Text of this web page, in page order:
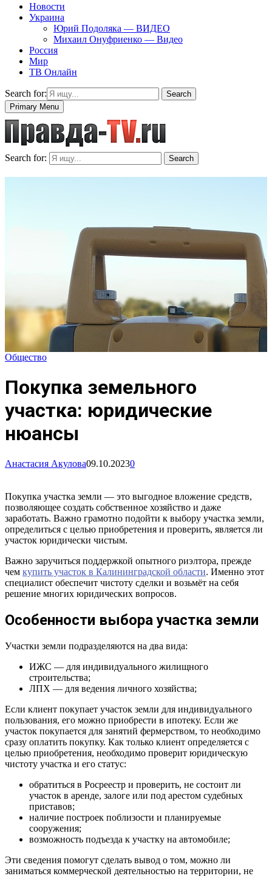
Новости
Украина
Юрий Подоляка — ВИДЕО
Михаил Онуфриенко — Видео
Россия
Мир
ТВ Онлайн
Search for:
Search
Primary Menu
Search for: Search
Общество
Покупка земельного
участка: юридические
нюансы
Анастасия Акулова09.10.20230
Покупка участка земли — это выгодное вложение средств,
позволяющее создать собственное хозяйство и даже
заработать. Важно грамотно подойти к выбору участка земли,
определиться с целью приобретения и проверить, является ли
участок юридически чистым.
Важно заручиться поддержкой опытного риэлтора, прежде
чем купить участок в Калининградской области. Именно этот
специалист обеспечит чистоту сделки и возьмёт на себя
решение многих юридических вопросов.
Особенности выбора участка земли
Участки земли подразделяются на два вида:
ИЖС — для индивидуального жилищного
строительства;
ЛПХ — для ведения личного хозяйства;
Если клиент покупает участок земли для индивидуального
пользования, его можно приобрести в ипотеку. Если же
участок покупается для занятий фермерством, то необходимо
сразу оплатить покупку. Как только клиент определяется с
целью приобретения, необходимо проверит юридическую
чистоту участка и его статус:
обратиться в Росреестр и проверить, не состоит ли
участок в аренде, залоге или под арестом судебных
приставов;
наличие построек поблизости и планируемые
сооружения;
возможность подъезда к участку на автомобиле;
Эти сведения помогут сделать вывод о том, можно ли
заниматься коммерческой деятельностью на территории, не